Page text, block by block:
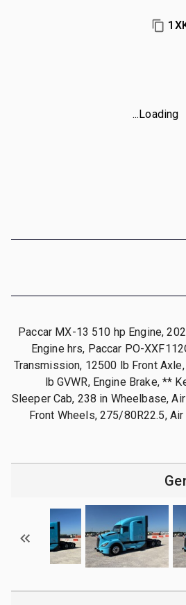
Loading...
Paccar MX-13 510 hp Engine,
Engine hrs, Paccar PO-
Transmission, 12500 lb Front
lb GVWR, Engine Brake, **
Sleeper Cab, 238 in Wheelbase,
Front Wheels, 275/80R22.5,